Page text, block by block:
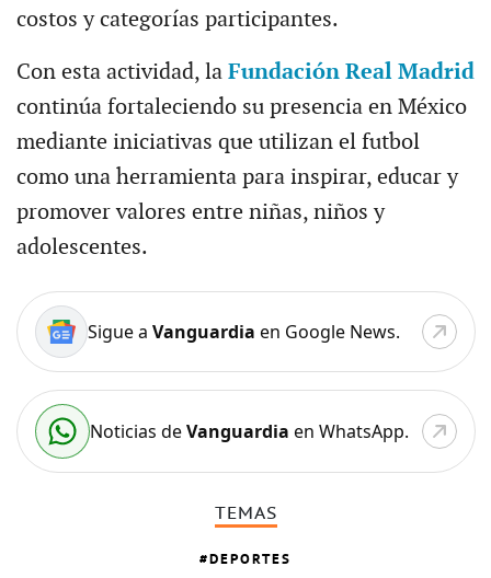
costos y categorías participantes.
Con esta actividad, la Fundación Real Madrid
continúa fortaleciendo su presencia en México
mediante iniciativas que utilizan el futbol
como una herramienta para inspirar, educar y
promover valores entre niñas, niños y
adolescentes.
Sigue a Vanguardia en Google News.
Noticias deVanguardia en WhatsApp.
TEMAS
DEPORTES